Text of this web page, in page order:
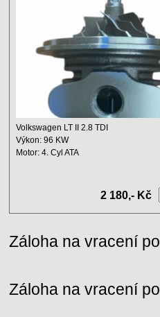
Volkswagen LT II 2.8 TDI
Výkon: 96 KW
Motor: 4. Cyl ATA
2 180,- Kč
Záloha na vracení
Záloha na vracení